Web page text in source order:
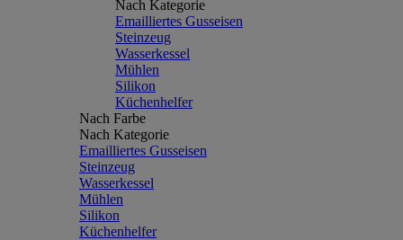
Nach Kategorie
Emailliertes Gusseisen
Steinzeug
Wasserkessel
Mühlen
Silikon
Küchenhelfer
Nach Farbe
Nach Kategorie
Emailliertes Gusseisen
Steinzeug
Wasserkessel
Mühlen
Silikon
Küchenhelfer